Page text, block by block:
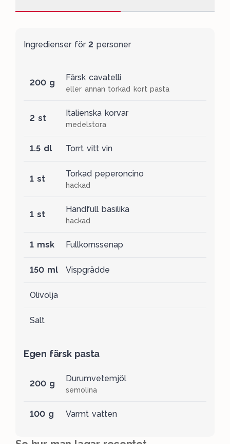
Ingredienser för2 personer
200 g
Färsk cavatelli
eller annan torkad kort pasta
2 st
Italienska korvar
medelstora
1.5 dl Torrt vitt vin
1 st
Torkad peperoncino
hackad
1 st
Handfull basilika
hackad
1 msk Fullkornssenap
150 ml Vispgrädde
Olivolja
Salt
Egen färsk pasta
200 g
Durumvetemjöl
semolina
100 g Varmt vatten